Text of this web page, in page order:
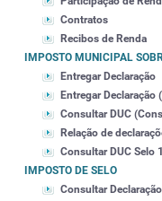
Contratos
Recibos de Renda
IMPOSTO MUNICIPAL
Entregar Declaração
Entregar Declaração
Consultar DUC
Relação de
Consultar DUC Selo
IMPOSTO DE SELO
Consultar Declaração